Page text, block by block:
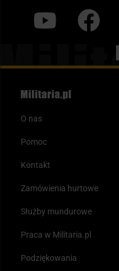
O nas
Pomoc
Kontakt
Zamówienia hurtowe
Służby mundurowe
Praca w Militaria.pl
Podziękowania